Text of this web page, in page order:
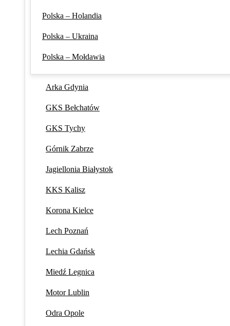
Polska – Holandia
Polska – Ukraina
Polska – Mołdawia
Arka Gdynia
GKS Bełchatów
GKS Tychy
Górnik Zabrze
Jagiellonia Białystok
KKS Kalisz
Korona Kielce
Lech Poznań
Lechia Gdańsk
Miedź Legnica
Motor Lublin
Odra Opole